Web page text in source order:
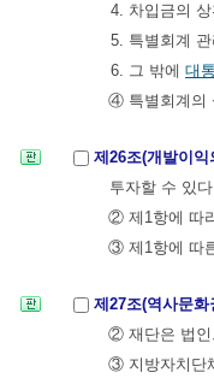
4. 차입금의
5. 특별회계
6. 그 밖에 대
④ 특별회계의
제26조(개발이
투자할 수 있
② 제1항에 따
③ 제1항에 따
제27조(역사문
② 재단은 법인
③ 지방자치단